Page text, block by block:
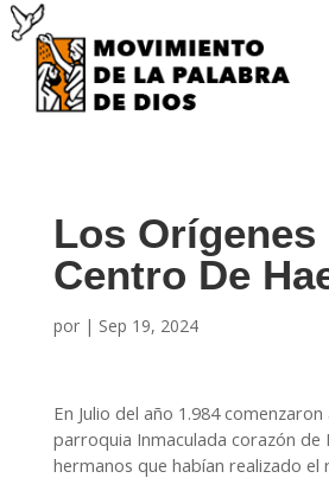
Los Orígenes
Centro De
por | Sep 19, 2024
En Julio del año 1.984
parroquia Inmaculada corazón de
hermanos que habían realizado el